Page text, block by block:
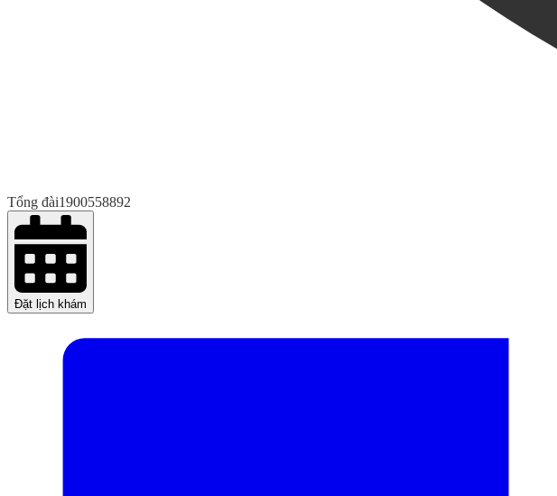
Tổng đài1900558892
Đặt lịch khám